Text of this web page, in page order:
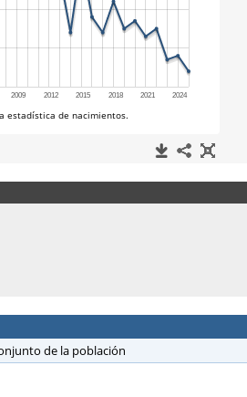
de la población